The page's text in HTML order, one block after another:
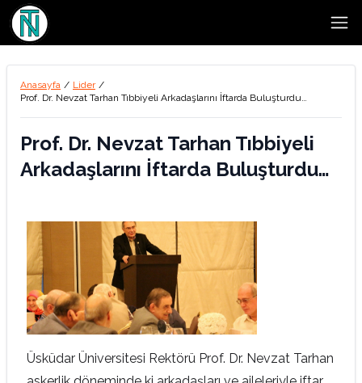
Anasayfa / Lider /
Prof. Dr. Nevzat Tarhan Tıbbiyeli Arkadaşlarını İftarda Buluşturdu…
Prof. Dr. Nevzat Tarhan Tıbbiyeli
Arkadaşlarını İftarda Buluşturdu…
Üsküdar Üniversitesi Rektörü Prof. Dr. Nevzat Tarhan